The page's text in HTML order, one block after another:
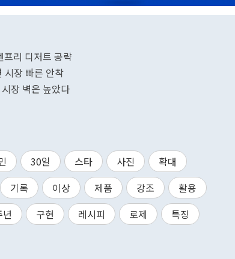
리 디저트 공략
장 빠른 안착
장 벽은 높았다
30일 스타 사진
확대
기록 이상 제품 강조
활용
구현 레시피 로제
특징